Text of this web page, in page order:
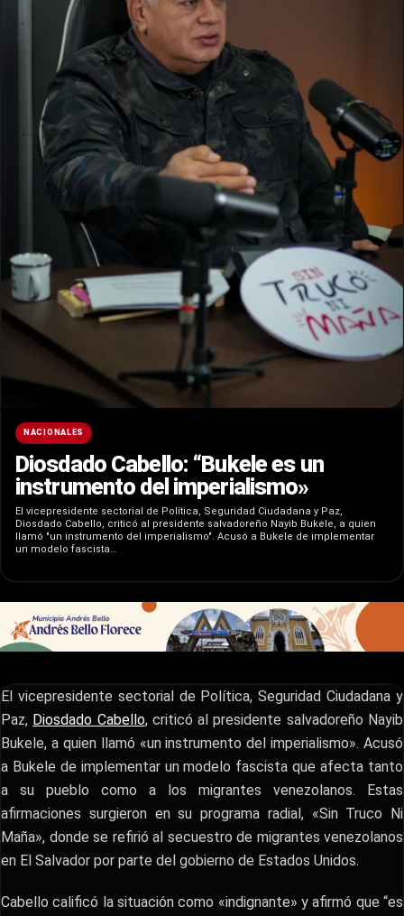
NACIONALES
Diosdado Cabello: “Bukele es un
instrumento del imperialismo»
El vicepresidente sectorial de Política, Seguridad Ciudadana y Paz,
Diosdado Cabello, criticó al presidente salvadoreño Nayib Bukele, a quien
llamó "un instrumento del imperialismo". Acusó a Bukele de implementar
un modelo fascista…
El vicepresidente sectorial de Política, Seguridad Ciudadana y
Paz, Diosdado Cabello, criticó al presidente salvadoreño Nayib
Bukele, a quien llamó «un instrumento del imperialismo». Acusó
a Bukele de implementar un modelo fascista que afecta tanto
a su pueblo como a los migrantes venezolanos. Estas
afirmaciones surgieron en su programa radial, «Sin Truco Ni
Maña», donde se refirió al secuestro de migrantes venezolanos
en El Salvador por parte del gobierno de Estados Unidos.
Cabello calificó la situación como «indignante» y afirmó que “es